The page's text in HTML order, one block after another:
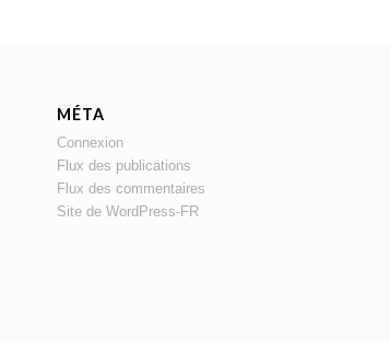
MÉTA
Connexion
Flux des publications
Flux des commentaires
Site de WordPress-FR